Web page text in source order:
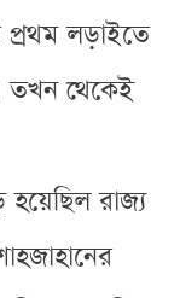
প্রথম লড়াইতে
তখন থেকেই
হয়েছিল রাজ্য